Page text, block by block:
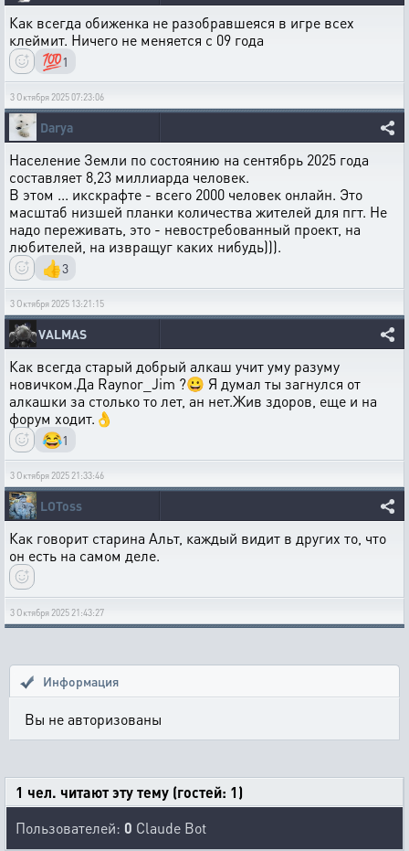
Как всегда обиженка не разобравшеяся в игре всех
клеймит. Ничего не меняется с 09 года
💯1
3 Октября 2025 07:23:06
Darya
Население Земли по состоянию на сентябрь 2025 года
составляет 8,23 миллиарда человек.
В этом ... икскрафте - всего 2000 человек онлайн. Это
масштаб низшей планки количества жителей для пгт. Не
надо переживать, это - невостребованный проект, на
любителей, на извращуг каких нибудь))).
👍3
3 Октября 2025 13:21:15
VALMAS
Как всегда старый добрый алкаш учит уму разуму
новичком.Да Raynor_Jim ?😀 Я думал ты загнулся от
алкашки за столько то лет, ан нет.Жив здоров, еще и на
форум ходит.👌
😂1
3 Октября 2025 21:33:46
LOToss
Как говорит старина Альт, каждый видит в других то, что
он есть на самом деле.
3 Октября 2025 21:43:27
Информация
Вы не авторизованы
1 чел. читают эту тему (гостей: 1)
Пользователей: 0 Claude Bot